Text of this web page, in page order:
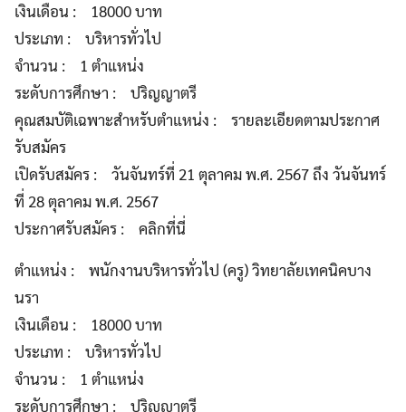
เงินเดือน : 18000 บาท
ประเภท : บริหารทั่วไป
จำนวน : 1 ตำแหน่ง
ระดับการศึกษา : ปริญญาตรี
คุณสมบัติเฉพาะสำหรับตำแหน่ง : รายละเอียดตามประกาศ
รับสมัคร
เปิดรับสมัคร : วันจันทร์ที่ 21 ตุลาคม พ.ศ. 2567 ถึง วันจันทร์
ที่ 28 ตุลาคม พ.ศ. 2567
ประกาศรับสมัคร : คลิกที่นี่
ตำแหน่ง : พนักงานบริหารทั่วไป (ครู) วิทยาลัยเทคนิคบาง
นรา
เงินเดือน : 18000 บาท
ประเภท : บริหารทั่วไป
จำนวน : 1 ตำแหน่ง
ระดับการศึกษา : ปริญญาตรี